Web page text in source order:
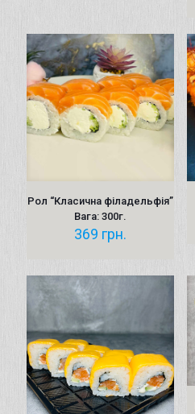
Рол “Класична філадельфія”
Вага: 300г.
369 грн.